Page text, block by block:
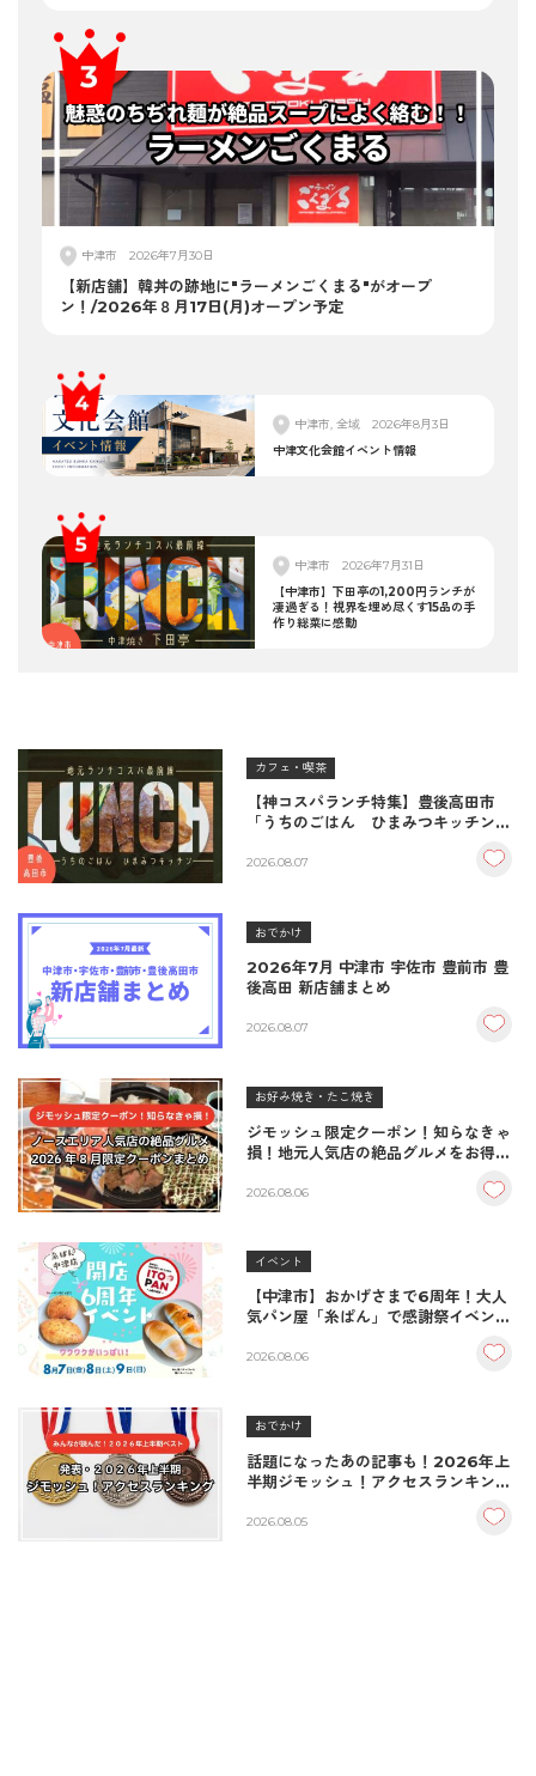
中津市 2026年7月30日
【新店舗】韓丼の跡地に"ラーメンごくまる"がオープ
ン！/2026年８月17日(月)オープン予定
中津市, 全域
2026年8月3日
中津文化会館イベント情報
中津市
2026年7月31日
【中津市】下田亭の1,200円ランチが
凄過ぎる！視界を埋め尽くす15品の手
作り総菜に感動
カフェ・喫茶
【神コスパランチ特集】豊後高田市
「うちのごはん ひまみつキッチン」
＆生姜焼き！
2026.08.07
おでかけ
2026年7月 中津市 宇佐市 豊前市 豊
後高田 新店舗まとめ
2026.08.07
お好み焼き・たこ焼き
ジモッシュ限定クーポン！知らなきゃ
損！地元人気店の絶品グルメをお得に
2026.08.06
イベント
【中津市】おかげさまで6周年！大人
気パン屋「糸ぱん」で感謝祭イベント
♪（8/7〜8/9）
2026.08.06
おでかけ
話題になったあの記事も！2026年上
半期ジモッシュ！アクセスランキング
2026.08.05